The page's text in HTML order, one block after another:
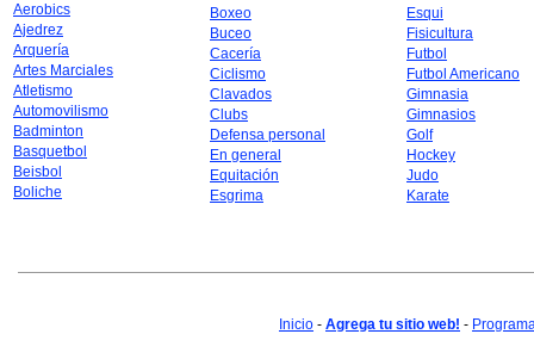
Aerobics
Ajedrez
Arquería
Artes Marciales
Atletismo
Automovilismo
Badminton
Basquetbol
Beisbol
Boliche
Boxeo
Buceo
Cacería
Ciclismo
Clavados
Clubs
Defensa personal
En general
Equitación
Esgrima
Esqui
Fisicultura
Futbol
Futbol Americano
Gimnasia
Gimnasios
Golf
Hockey
Judo
Karate
Inicio - Agrega tu sitio web! -